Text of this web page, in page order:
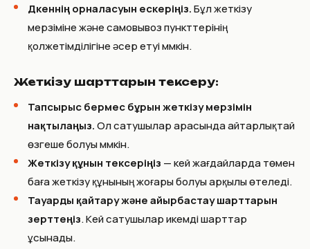
Дүкеннің орналасуын ескеріңіз.Бұл жеткізу
мерзіміне және самовывоз пункттерінің
қолжетімділігіне әсер етуі мүмкін.
Жеткізу шарттарын тексеру:
Тапсырыс бермес бұрын жеткізу мерзімін
нақтылаңыз.Ол сатушылар арасында айтарлықтай
өзгеше болуы мүмкін.
Жеткізу құнын тексеріңіз — кей жағдайларда төмен
баға жеткізу құнының жоғары болуы арқылы өтеледі.
Тауарды қайтару және айырбастау шарттарын
зерттеңіз. Кей сатушылар икемді шарттар
ұсынады.